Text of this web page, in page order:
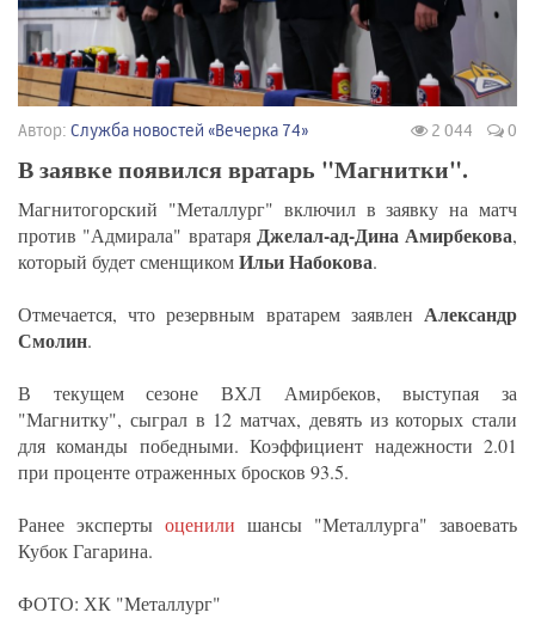
Автор: Служба новостей «Вечерка 74» 2 044 0
В заявке появился вратарь "Магнитки".
Магнитогорский "Металлург" включил в заявку на матч
против "Адмирала" вратаря Джелал-ад-Дина Амирбекова,
который будет сменщикомИльи Набокова.
Отмечается, что резервным вратарем заявлен Александр
Смолин.
В текущем сезоне ВХЛ Амирбеков, выступая за
"Магнитку", сыграл в 12 матчах, девять из которых стали
для команды победными. Коэффициент надежности 2.01
при проценте отраженных бросков 93.5.
Ранее эксперты оценили шансы "Металлурга" завоевать
Кубок Гагарина.
ФОТО: ХК "Металлург"